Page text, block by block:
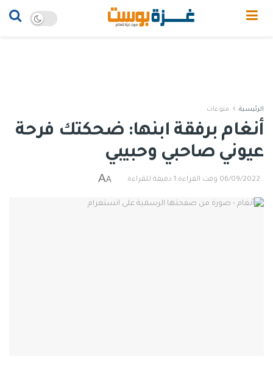
الرئيسية منوعات
أنغام برفقة ابنها: ضحكتك فرحة
عيوني صاحبي وحبيبي
06/09/2022 وقت القراءة:1 دقيقة للقراءة A
A